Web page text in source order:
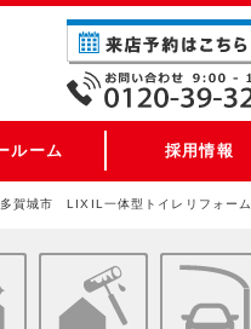
ルーム 採用情報
賀城市 LIXIL一体型トイレリフォーム